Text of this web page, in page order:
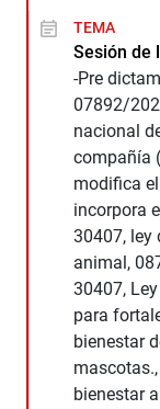
TEMA
Sesión de
-Pre
07892/
nacional
compañía
modifica
incorpora
30407, ley
animal,
30407,
para
bienestar
bienestar